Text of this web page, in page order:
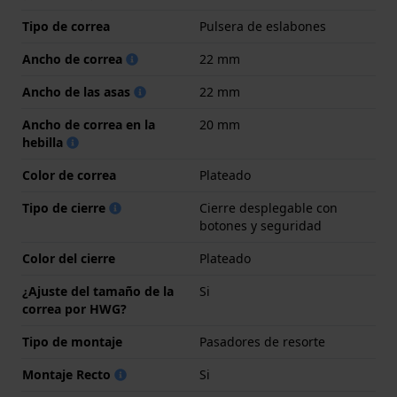
Tipo de correa
Pulsera de eslabones
Ancho de correa
22 mm
Ancho de las asas
22 mm
Ancho de correa en la
hebilla
20 mm
Color de correa
Plateado
Tipo de cierre
Cierre desplegable con
botones y seguridad
Color del cierre
Plateado
¿Ajuste del tamaño de la
correa por HWG?
Si
Tipo de montaje
Pasadores de resorte
Montaje Recto
Si